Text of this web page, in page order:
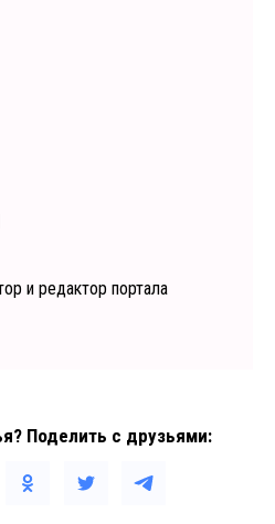
и редактор портала
Поделить с друзьями: